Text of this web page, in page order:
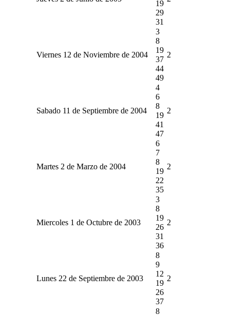
19
29
31
Viernes 12 de Noviembre de 2004
3
8
19
37
44
49
2
Sabado 11 de Septiembre de 2004
4
6
8
19
41
47
2
Martes 2 de Marzo de 2004
6
7
8
19
22
35
2
Miercoles 1 de Octubre de 2003
3
8
19
26
31
36
2
Lunes 22 de Septiembre de 2003
8
9
12
19
26
37
2
8